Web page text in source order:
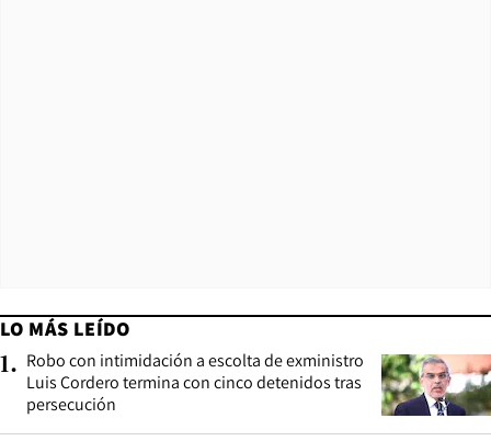
LO MÁS LEÍDO
1. Robo con intimidación a escolta de exministro
Luis Cordero termina con cinco detenidos tras
persecución